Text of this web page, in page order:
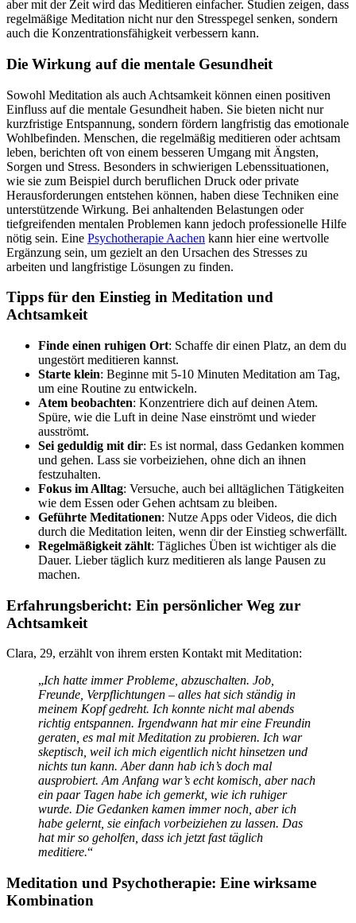
aber mit der Zeit wird das Meditieren einfacher. Studien zeigen, dass
regelmäßige Meditation nicht nur den Stresspegel senken, sondern
auch die Konzentrationsfähigkeit verbessern kann.
Die Wirkung auf die mentale Gesundheit
Sowohl Meditation als auch Achtsamkeit können einen positiven
Einfluss auf die mentale Gesundheit haben. Sie bieten nicht nur
kurzfristige Entspannung, sondern fördern langfristig das emotionale
Wohlbefinden. Menschen, die regelmäßig meditieren oder achtsam
leben, berichten oft von einem besseren Umgang mit Ängsten,
Sorgen und Stress. Besonders in schwierigen Lebenssituationen,
wie sie zum Beispiel durch beruflichen Druck oder private
Herausforderungen entstehen können, haben diese Techniken eine
unterstützende Wirkung. Bei anhaltenden Belastungen oder
tiefgreifenden mentalen Problemen kann jedoch professionelle Hilfe
nötig sein. Eine Psychotherapie Aachen kann hier eine wertvolle
Ergänzung sein, um gezielt an den Ursachen des Stresses zu
arbeiten und langfristige Lösungen zu finden.
Tipps für den Einstieg in Meditation und
Achtsamkeit
Finde einen ruhigen Ort: Schaffe dir einen Platz, an dem du
ungestört meditieren kannst.
Starte klein: Beginne mit 5-10 Minuten Meditation am Tag,
um eine Routine zu entwickeln.
Atem beobachten: Konzentriere dich auf deinen Atem.
Spüre, wie die Luft in deine Nase einströmt und wieder
ausströmt.
Sei geduldig mit dir: Es ist normal, dass Gedanken kommen
und gehen. Lass sie vorbeiziehen, ohne dich an ihnen
festzuhalten.
Fokus im Alltag: Versuche, auch bei alltäglichen Tätigkeiten
wie dem Essen oder Gehen achtsam zu bleiben.
Geführte Meditationen: Nutze Apps oder Videos, die dich
durch die Meditation leiten, wenn dir der Einstieg schwerfällt.
Regelmäßigkeit zählt: Tägliches Üben ist wichtiger als die
Dauer. Lieber täglich kurz meditieren als lange Pausen zu
machen.
Erfahrungsbericht: Ein persönlicher Weg zur
Achtsamkeit
Clara, 29, erzählt von ihrem ersten Kontakt mit Meditation:
„Ich hatte immer Probleme, abzuschalten. Job,
Freunde, Verpflichtungen – alles hat sich ständig in
meinem Kopf gedreht. Ich konnte nicht mal abends
richtig entspannen. Irgendwann hat mir eine Freundin
geraten, es mal mit Meditation zu probieren. Ich war
skeptisch, weil ich mich eigentlich nicht hinsetzen und
nichts tun kann. Aber dann hab ich’s doch mal
ausprobiert. Am Anfang war’s echt komisch, aber nach
ein paar Tagen habe ich gemerkt, wie ich ruhiger
wurde. Die Gedanken kamen immer noch, aber ich
habe gelernt, sie einfach vorbeiziehen zu lassen. Das
hat mir so geholfen, dass ich jetzt fast täglich
meditiere.“
Meditation und Psychotherapie: Eine wirksame
Kombination